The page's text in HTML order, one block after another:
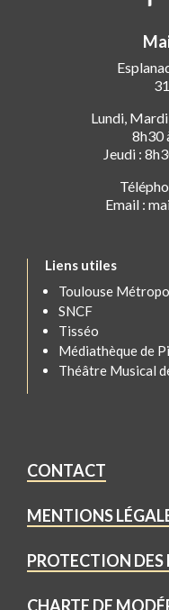
Lundi,
8h30
Jeudi :
Email :
Liens utiles
Toulouse
SNCF
Tisséo
Médiathèque de
Théâtre Musical
CONTACT
MENTIONS
PROTECTION DES
CHARTE DE